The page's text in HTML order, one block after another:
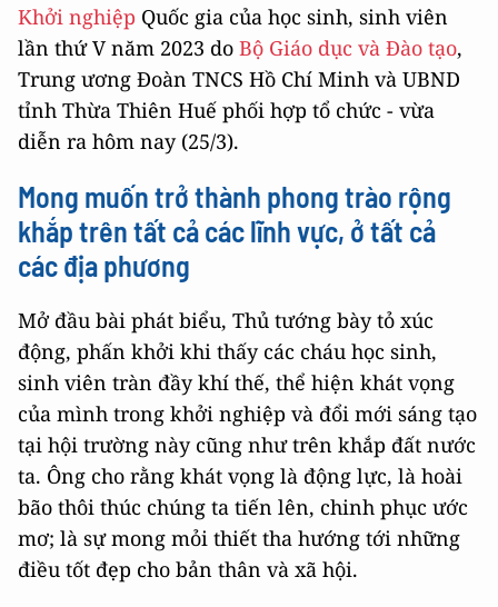
Khởi nghiệp Quốc gia của học sinh, sinh viên
lần thứ V năm 2023 do Bộ Giáo dục và Đào tạo,
Trung ương Đoàn TNCS Hồ Chí Minh và UBND
tỉnh Thừa Thiên Huế phối hợp tổ chức - vừa
diễn ra hôm nay (25/3).
Mong muốn trở thành phong trào rộng
khắp trên tất cả các lĩnh vực, ở tất cả
các địa phương
Mở đầu bài phát biểu, Thủ tướng bày tỏ xúc
động, phấn khởi khi thấy các cháu học sinh,
sinh viên tràn đầy khí thế, thể hiện khát vọng
của mình trong khởi nghiệp và đổi mới sáng tạo
tại hội trường này cũng như trên khắp đất nước
ta. Ông cho rằng khát vọng là động lực, là hoài
bão thôi thúc chúng ta tiến lên, chinh phục ước
mơ; là sự mong mỏi thiết tha hướng tới những
điều tốt đẹp cho bản thân và xã hội.